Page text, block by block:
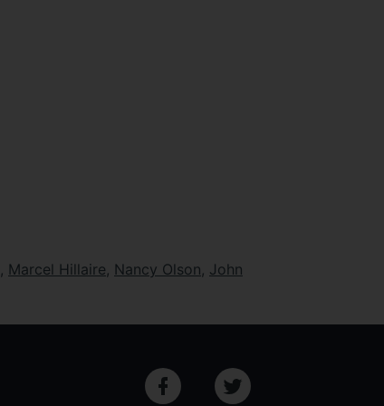
, Marcel Hillaire, Nancy Olson, John